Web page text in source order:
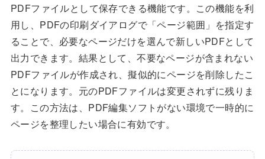
PDFファイルとして保存できる機能です。この機能を利
用し、PDFの印刷ダイアログで「ページ範囲」を指定す
ることで、必要なページだけを選んで新しいPDFとして
出力できます。結果として、不要なページが含まれない
PDFファイルが作成され、擬似的にページを削除したこ
とになります。元のPDFファイルは変更されずに残りま
す。この方法は、PDF編集ソフトがない環境で一時的に
ページを整理したい場合に有効です。